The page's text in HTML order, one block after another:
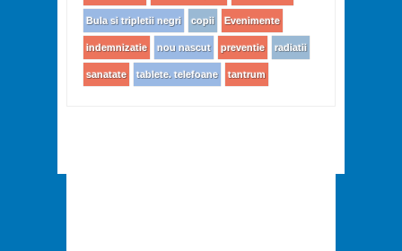
Bula si tripletii negri copii Evenimente
indemnizatie nou nascut preventie radiatii
sanatate tablete. telefoane tantrum